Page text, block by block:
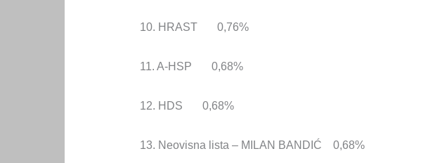
10. HRAST 0,76%
11. A-HSP 0,68%
12. HDS 0,68%
13. Neovisna lista – MILAN BANDIĆ 0,68%